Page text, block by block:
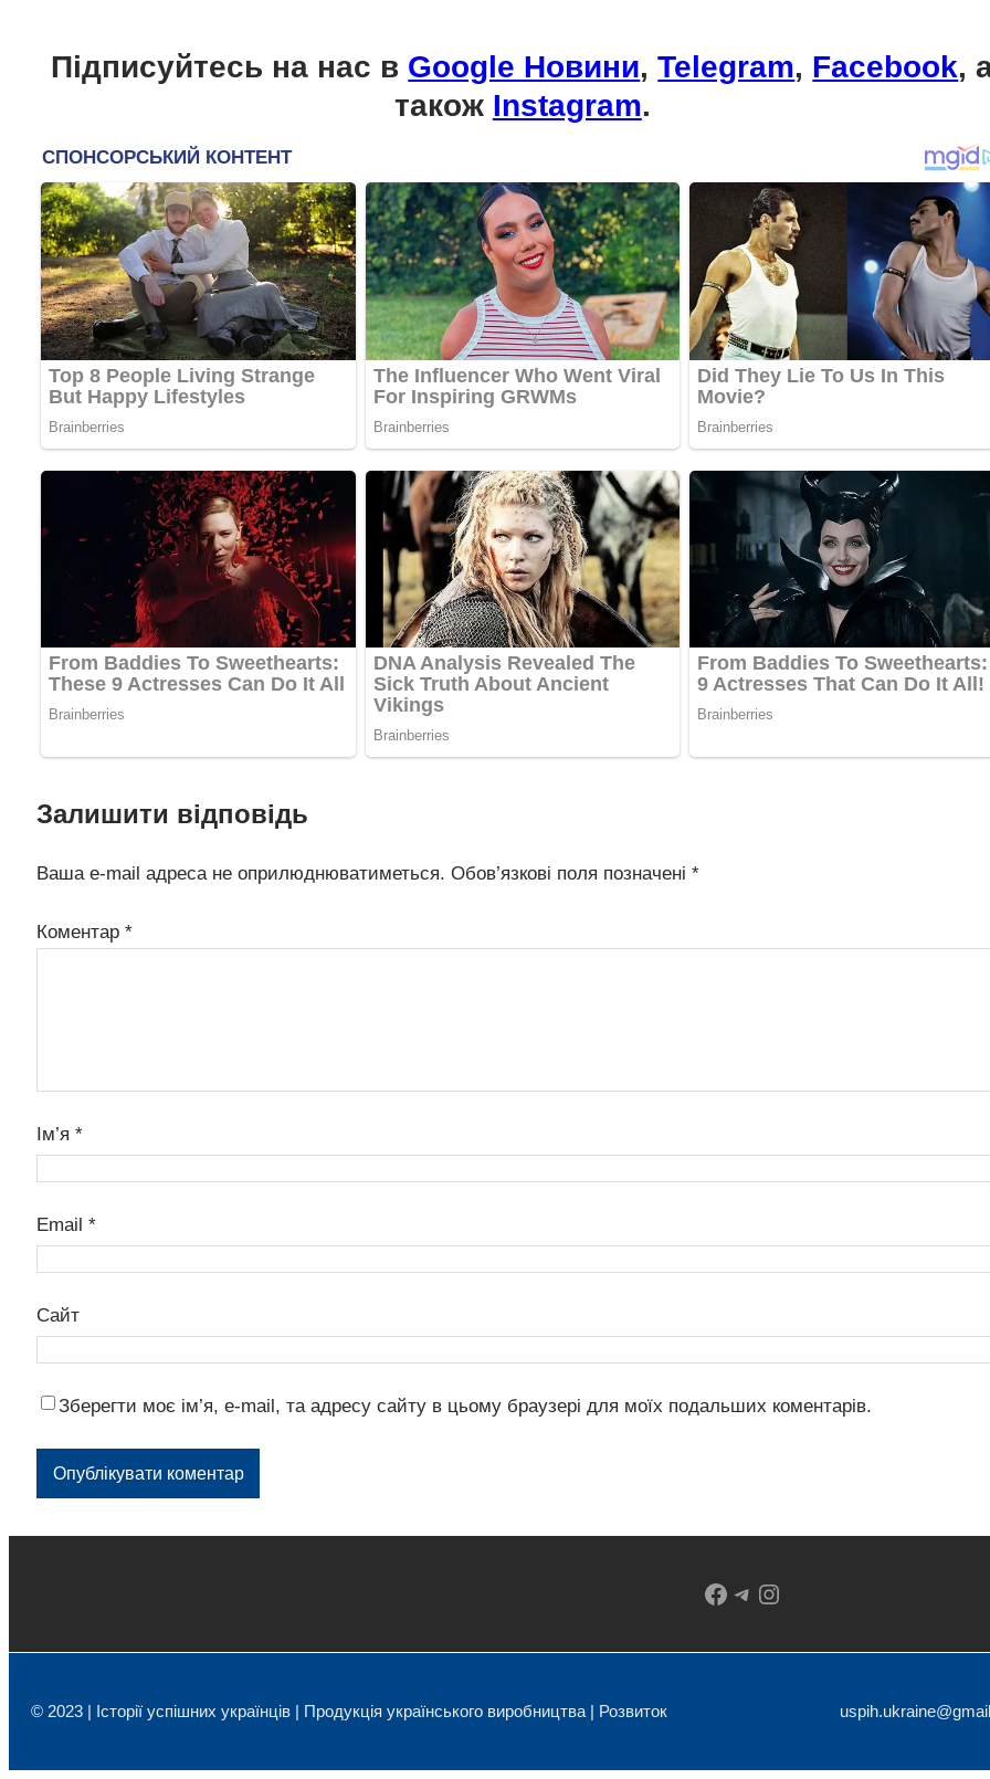
Підписуйтесь на нас в Google Новини,Telegram, Facebook,
також Instagram.
Залишити відповідь
Ваша e-mail адреса не оприлюднюватиметься. Обов’язкові поля позначені *
Коментар *
Ім’я *
Email *
Сайт
Зберегти моє ім’я, e-mail, та адресу сайту в цьому браузері для моїх подальших коментарів.
Facebook
Telegram
Instagram
© 2023 | Історії успішних українців | Продукція українського виробництва | Розвиток